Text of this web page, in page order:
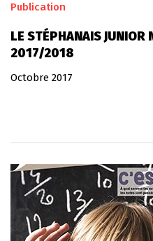
Publication
LE STÉPHANAIS
2017/2018
Octobre 2017